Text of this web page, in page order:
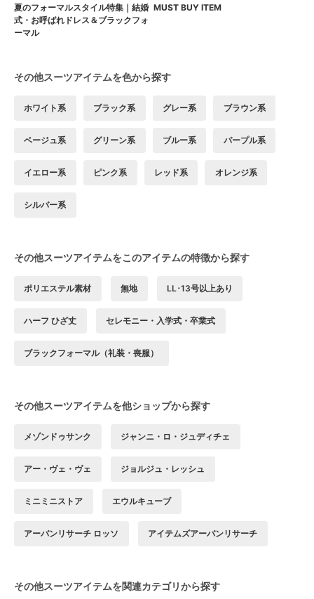
夏のフォーマルスタイル特集｜結婚
式・お呼ばれドレス＆ブラックフォ
ーマル
MUST BUY ITEM
その他スーツアイテムを色から探す
ホワイト系 ブラック系 グレー系 ブラウン系
ベージュ系 グリーン系 ブルー系 パープル系
イエロー系 ピンク系 レッド系 オレンジ系
シルバー系
その他スーツアイテムをこのアイテムの特徴から探す
ポリエステル素材 無地 LL･13号以上あり
ハーフ ひざ丈 セレモニー・入学式・卒業式
ブラックフォーマル（礼装・喪服）
その他スーツアイテムを他ショップから探す
メゾンドゥサンク ジャンニ・ロ・ジュディチェ
アー・ヴェ・ヴェ ジョルジュ・レッシュ
ミニミニストア エウルキューブ
アーバンリサーチ ロッソ アイテムズアーバンリサーチ
その他スーツアイテムを関連カテゴリから探す